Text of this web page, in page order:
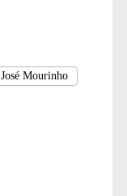
José Mourinho